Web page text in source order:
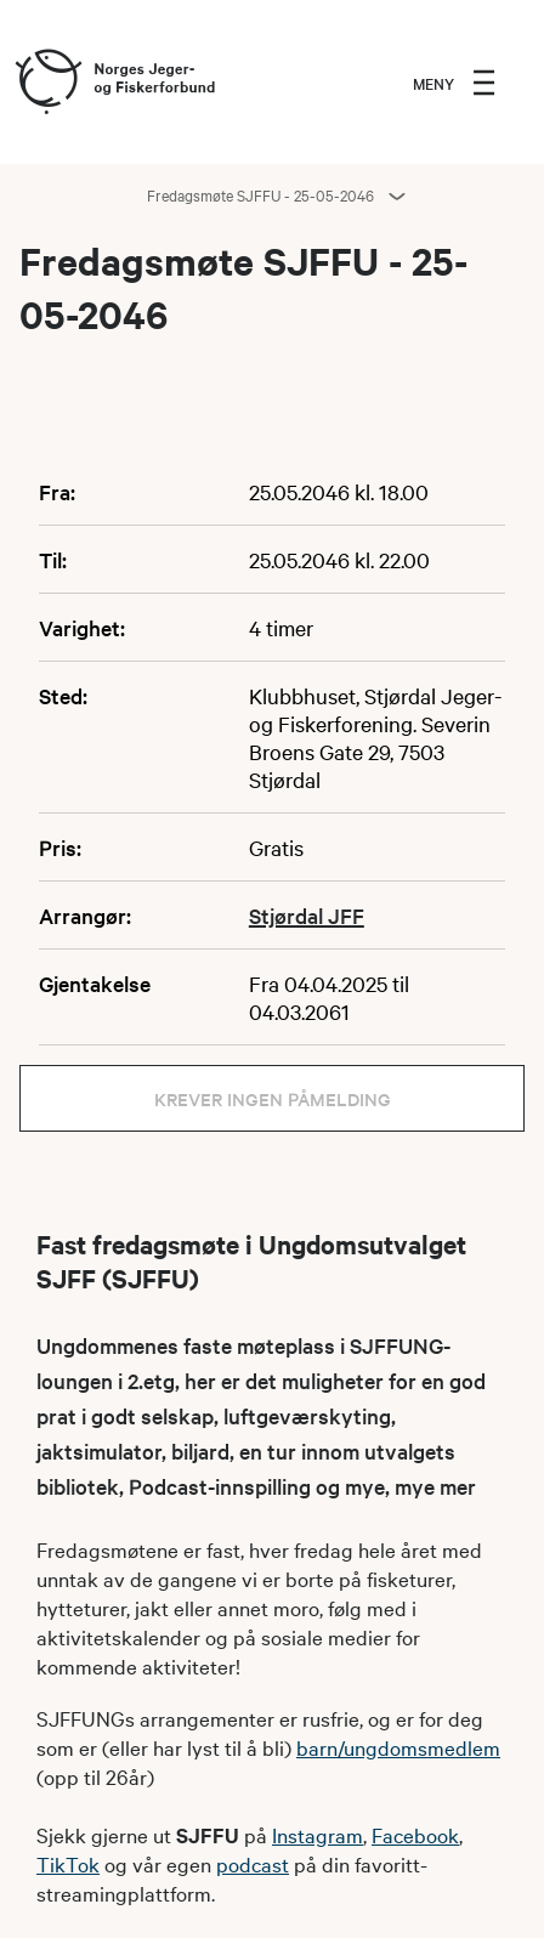
MENY
Fredagsmøte SJFFU - 25-05-2046
Fredagsmøte SJFFU - 25-
05-2046
Fra: 25.05.2046 kl. 18.00
Til: 25.05.2046 kl. 22.00
Varighet: 4 timer
Sted:
Klubbhuset, Stjørdal Jeger-
og Fiskerforening. Severin
Broens Gate 29, 7503
Stjørdal
Pris: Gratis
Arrangør: Stjørdal JFF
Gjentakelse
Fra 04.04.2025 til
04.03.2061
KREVER INGEN PÅMELDING
Fast fredagsmøte i Ungdomsutvalget
SJFF (SJFFU)
Ungdommenes faste møteplass i SJFFUNG-
loungen i 2.etg, her er det muligheter for en god
prat i godt selskap, luftgeværskyting,
jaktsimulator, biljard, en tur innom utvalgets
bibliotek, Podcast-innspilling og mye, mye mer
Fredagsmøtene er fast, hver fredag hele året med
unntak av de gangene vi er borte på fisketurer,
hytteturer, jakt eller annet moro, følg med i
aktivitetskalender og på sosiale medier for
kommende aktiviteter!
SJFFUNGs arrangementer er rusfrie, og er for deg
som er (eller har lyst til å bli) barn/ungdomsmedlem
(opp til 26år)
Sjekk gjerne utSJFFU på Instagram, Facebook,
TikTok og vår egen podcast på din favoritt-
streamingplattform.